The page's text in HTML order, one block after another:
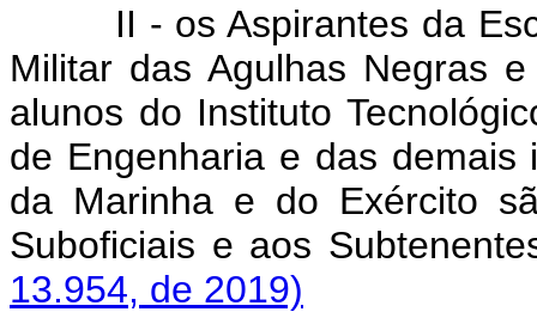
II - os Aspirantes da
Militar das Agulhas Negras
alunos do Instituto
de Engenharia e das demais
da Marinha e do Exército
Suboficiais e aos
13.954, de 2019)